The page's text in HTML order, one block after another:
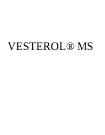
VESTEROL® MS